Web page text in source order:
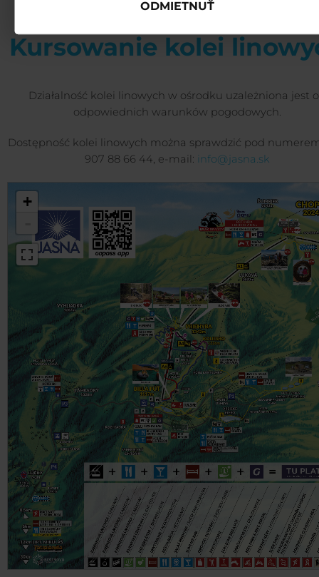
ODMIETNUŤ
Kursowanie kolei
Działalność kolei linowych w ośrodku uzależniona jest
odpowiednich warunków pogodowych.
Dostępność kolei linowych można sprawdzić pod
907 88 66 44, e-mail: info@jasna.sk
+